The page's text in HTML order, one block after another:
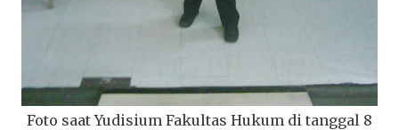
Foto saat Yudisium Fakultas Hukum di tanggal 8